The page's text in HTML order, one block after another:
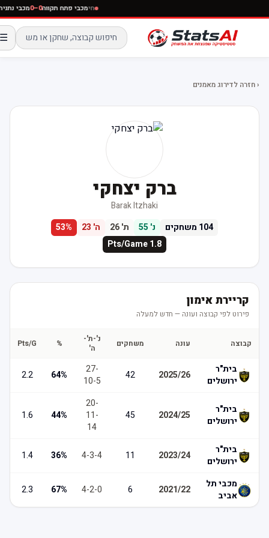
חימכבי פתח תקווה0–0 מכבי נתניה
☰
‹ חזרה לדירוג מאמנים
ברק יצחקי
Barak Itzhaki
104משחקים 55 ת'26 ה'23
53
1.8
Pts/Game
קריירת אימון
פירוט לפי קבוצה ועונה — חדש למעלה
קבוצה עונה משחקים
נ'-ת'-
Pts/G
בית"ר
ירושלים
2025/26
42
27
10
64
2.2
בית"ר
ירושלים
2024/25
45
20
11
14
44
1.6
בית"ר
ירושלים
2023/24
4-3
36
1.4
מכבי תל
אביב
2021/22
4-2
67
2.3